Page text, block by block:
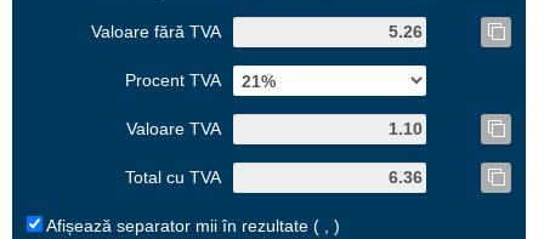
Valoare fără TVA
Procent TVA
Valoare TVA
Total cu TVA
Afișează separator mii în rezultate ( , )